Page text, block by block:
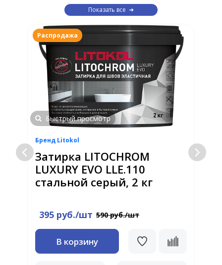
Показать все
Распродажа
Быстрый просмотр
Бренд Litokol
Затирка LITOCHROM
LUXURY EVO LLE.110
стальной серый, 2 кг
395 руб./шт 590 руб./шт
В корзину